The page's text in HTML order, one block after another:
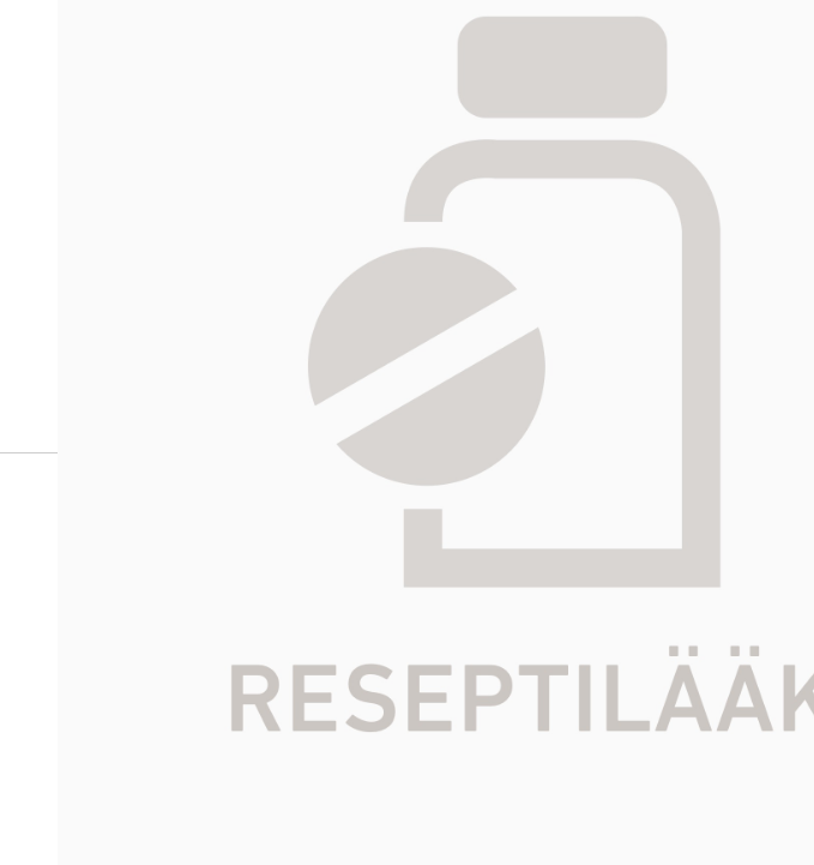
Miten tilaan reseptilääkkeitä
Reseptilääkkeiden tilaaminen edellyttää voimassa olevaa reseptiä, ja voit
-palvelusta. Tilausta varten sinun pitää ensin
tunnistautua. Apteekki käsittelee tilauksesi, jonka jälkeen voit maksaa ostoksesi.
Siirry reseptilääketilaukseen
Apteekin tiedot
Käyntiosoite:
Kauppakeskus Puuvilla
Siltapuistokatu 14